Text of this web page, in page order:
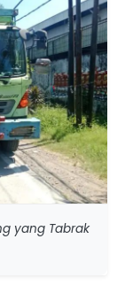
yang Tabrak